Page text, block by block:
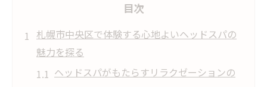
目次
札幌市中央区で体験する心地よいヘッドスパの
魅力を探る
ヘッドスパがもたらすリラクゼーションの